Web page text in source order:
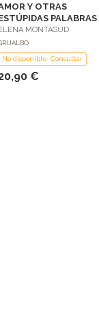
Y OTRAS
PALABRAS
MONTAGUD
No disponible: Consultar
€